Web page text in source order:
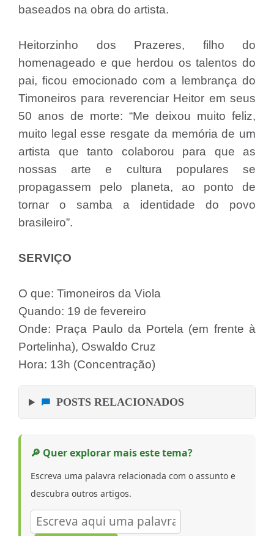
baseados na obra do artista.
Heitorzinho dos Prazeres, filho do
homenageado e que herdou os talentos do
pai, ficou emocionado com a lembrança do
Timoneiros para reverenciar Heitor em seus
50 anos de morte: “Me deixou muito feliz,
muito legal esse resgate da memória de um
artista que tanto colaborou para que as
nossas arte e cultura populares se
propagassem pelo planeta, ao ponto de
tornar o samba a identidade do povo
brasileiro”.
SERVIÇO
O que: Timoneiros da Viola
Quando: 19 de fevereiro
Onde: Praça Paulo da Portela (em frente à
Portelinha), Oswaldo Cruz
Hora: 13h (Concentração)
POSTS RELACIONADOS
🔎 Quer explorar mais este tema?
Escreva uma palavra relacionada com o assunto e
descubra outros artigos.